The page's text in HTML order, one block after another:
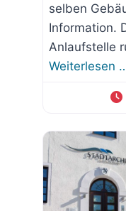
selben
Information.
Anlaufstelle
Weiterlesen